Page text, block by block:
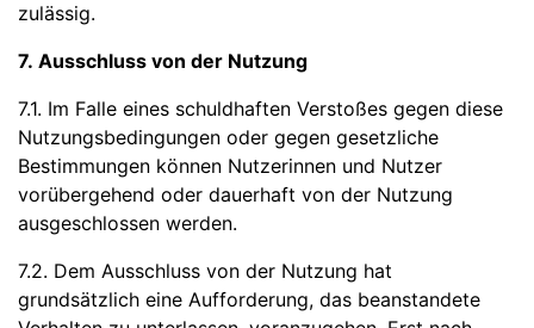
zulässig.
7. Ausschluss von der Nutzung
7.1. Im Falle eines schuldhaften Verstoßes gegen diese
Nutzungsbedingungen oder gegen gesetzliche
Bestimmungen können Nutzerinnen und Nutzer
vorübergehend oder dauerhaft von der Nutzung
ausgeschlossen werden.
7.2. Dem Ausschluss von der Nutzung hat
grundsätzlich eine Aufforderung, das beanstandete